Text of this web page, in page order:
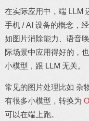
在实际应用中，端 LLM
手机 / AI 设备的概念，
如图片消除能力、语音
际场景中应用得好的，
小模型，跟 LLM 无关。
常见的图片处理比如 杂
有很多小模型，转换为
可以在端上跑。